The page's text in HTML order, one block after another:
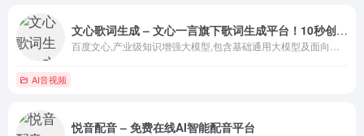
文心歌词生成 – 文心一言旗下歌词生成平台！10秒创作一首歌
AI音视频
悦音配音 – 免费在线AI智能配音平台